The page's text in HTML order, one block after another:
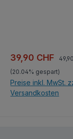
Verkaufspreis:
39,90 CHF
(20.04% gespart)
Preise inkl. MwSt.
Versandkosten